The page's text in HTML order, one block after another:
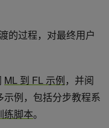
的过程，对最终用户
ML 到 FL 示例，并阅
例，包括分步教程系
练脚本。